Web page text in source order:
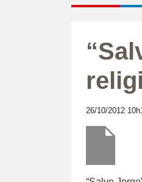
26/10/2012